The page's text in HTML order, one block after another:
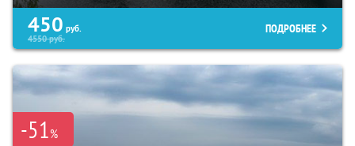
450 руб.
4550руб.
ПОДРОБНЕЕ
-51%